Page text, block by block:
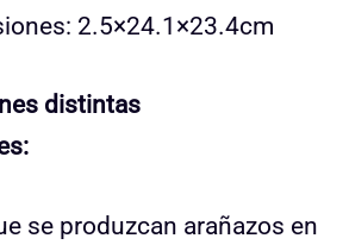
2.5×24.1×23.4cm
distintas
se produzcan arañazos en